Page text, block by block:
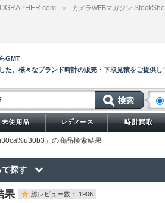
カメラWEBマガジン:
GMT
た、様々なブランド時計の販売・下取見積をご提供し
」の商品検索結果
て探す
果 総レビュー数： 1906